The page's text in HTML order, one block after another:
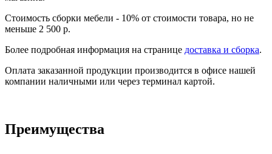
Стоимость сборки мебели - 10% от стоимости товара, но не
меньше 2 500 р.
Более подробная информация на странице доставка и сборка.
Оплата заказанной продукции производится в офисе нашей
компании наличными или через терминал картой.
Преимущества